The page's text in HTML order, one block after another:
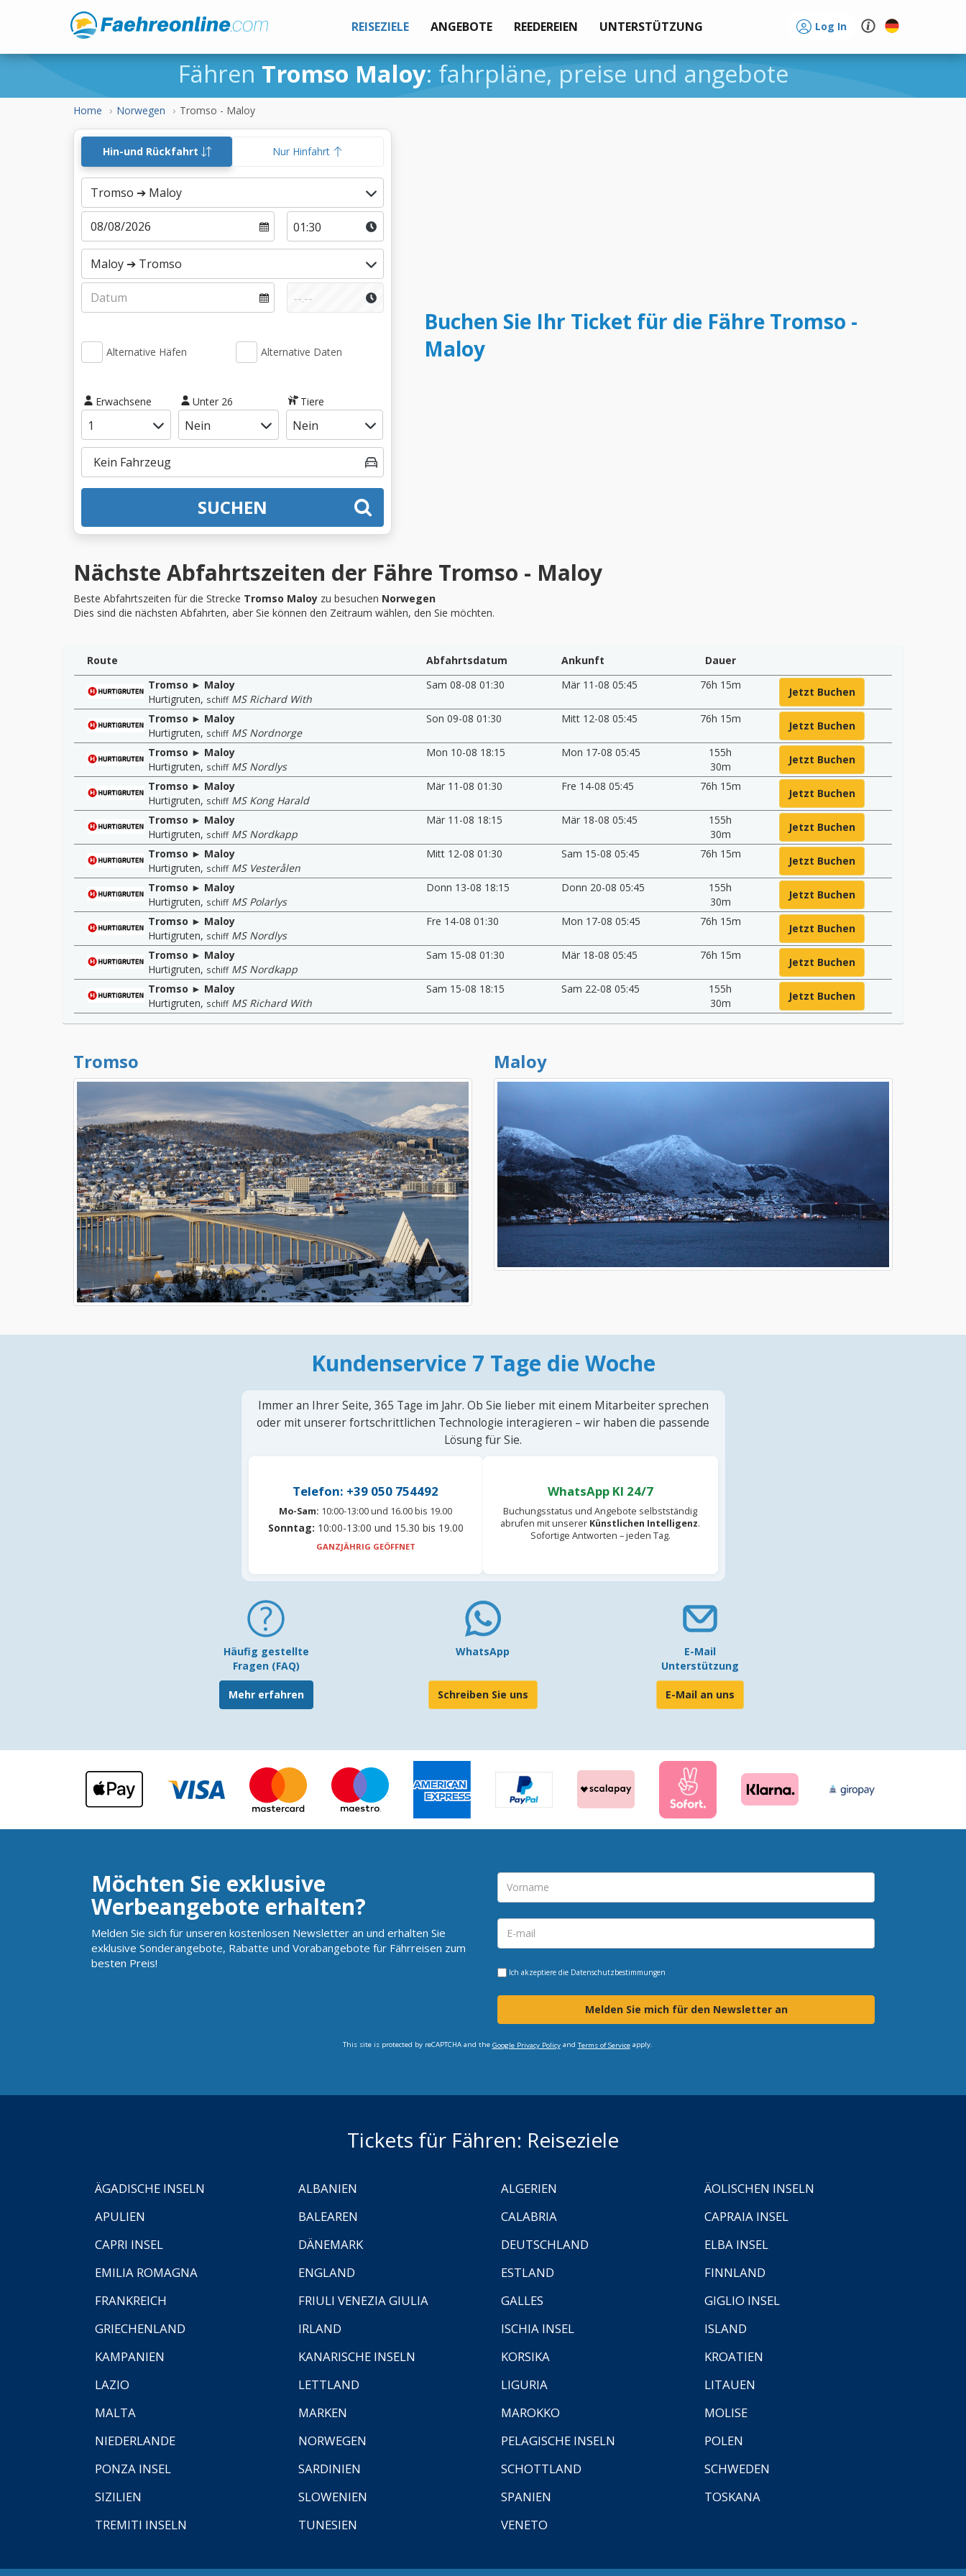
REISEZIELE ANGEBOTE REEDEREIEN UNTERSTÜTZUNG Log In
Fähren Tromso Maloy: fahrpläne, preise und angebote
Home Norwegen Tromso - Maloy
Hin-und Rückfahrt Nur Hinfahrt
Alternative Häfen Alternative Daten
Erwachsene Unter 26 Tiere
SUCHEN
Buchen Sie Ihr Ticket für die Fähre Tromso -
Maloy
Nächste Abfahrtszeiten der Fähre Tromso - Maloy
Beste Abfahrtszeiten für die Strecke Tromso Maloy zu besuchen Norwegen
Dies sind die nächsten Abfahrten, aber Sie können den Zeitraum wählen, den Sie möchten.
Route Abfahrtsdatum Ankunft
Dauer
Tromso ► Maloy
Hurtigruten, schiff MS Richard With
Sam 08-08 01:30 Mär 11-08 05:45 76h 15m
Jetzt Buchen
Tromso ► Maloy
Hurtigruten, schiff MS Nordnorge
Son 09-08 01:30 Mitt 12-08 05:45 76h 15m
Jetzt Buchen
Tromso ► Maloy
Hurtigruten, schiff MS Nordlys
Mon 10-08 18:15 Mon 17-08 05:45
155h
30m
Jetzt Buchen
Tromso ► Maloy
Hurtigruten, schiff MS Kong Harald
Mär 11-08 01:30 Fre 14-08 05:45 76h 15m
Jetzt Buchen
Tromso ► Maloy
Hurtigruten, schiff MS Nordkapp
Mär 11-08 18:15 Mär 18-08 05:45
155h
30m
Jetzt Buchen
Tromso ► Maloy
Hurtigruten, schiff MS Vesterålen
Mitt 12-08 01:30 Sam 15-08 05:45 76h 15m
Jetzt Buchen
Tromso ► Maloy
Hurtigruten, schiff MS Polarlys
Donn 13-08 18:15 Donn 20-08 05:45
155h
30m
Jetzt Buchen
Tromso ► Maloy
Hurtigruten, schiff MS Nordlys
Fre 14-08 01:30 Mon 17-08 05:45 76h 15m
Jetzt Buchen
Tromso ► Maloy
Hurtigruten, schiff MS Nordkapp
Sam 15-08 01:30 Mär 18-08 05:45 76h 15m
Jetzt Buchen
Tromso ► Maloy
Hurtigruten, schiff MS Richard With
Sam 15-08 18:15 Sam 22-08 05:45
155h
30m
Jetzt Buchen
Tromso Maloy
Kundenservice 7 Tage die Woche
Immer an Ihrer Seite, 365 Tage im Jahr. Ob Sie lieber mit einem Mitarbeiter sprechen
oder mit unserer fortschrittlichen Technologie interagieren – wir haben die passende
Lösung für Sie.
Telefon: +39 050 754492
Mo-Sam: 10:00-13:00 und 16.00 bis 19.00
Sonntag: 10:00-13:00 und 15.30 bis 19.00
GANZJÄHRIG GEÖFFNET
WhatsApp KI 24/7
Buchungsstatus und Angebote selbstständig
abrufen mit unserer Künstlichen Intelligenz.
Sofortige Antworten – jeden Tag.
Häufig gestellte
Fragen (FAQ)
Mehr erfahren
WhatsApp
Schreiben Sie uns
E-Mail
Unterstützung
E-Mail an uns
Möchten Sie exklusive
Werbeangebote erhalten?
Melden Sie sich für unseren kostenlosen Newsletter an und erhalten Sie
exklusive Sonderangebote, Rabatte und Vorabangebote für Fährreisen zum
besten Preis!
Ich akzeptiere die Datenschutzbestimmungen
Melden Sie mich für den Newsletter an
This site is protected by reCAPTCHA and the Google Privacy Policyand Terms of Serviceapply.
Tickets für Fähren: Reiseziele
ÄGADISCHE INSELN ALBANIEN ALGERIEN
ÄOLISCHEN INSELN
APULIEN
BALEAREN CALABRIA
CAPRAIA INSEL
CAPRI INSEL
DÄNEMARK DEUTSCHLAND
ELBA INSEL
EMILIA ROMAGNA
ENGLAND ESTLAND
FINNLAND
FRANKREICH
FRIULI VENEZIA GIULIA GALLES
GIGLIO INSEL
GRIECHENLAND
IRLAND ISCHIA INSEL
ISLAND
KAMPANIEN
KANARISCHE INSELN KORSIKA
KROATIEN
LAZIO
LETTLAND LIGURIA
LITAUEN
MALTA
MARKEN MAROKKO
MOLISE
NIEDERLANDE
NORWEGEN PELAGISCHE INSELN
POLEN
PONZA INSEL
SARDINIEN SCHOTTLAND
SCHWEDEN
SIZILIEN
SLOWENIEN SPANIEN
TOSKANA
TREMITI INSELN
TUNESIEN VENETO